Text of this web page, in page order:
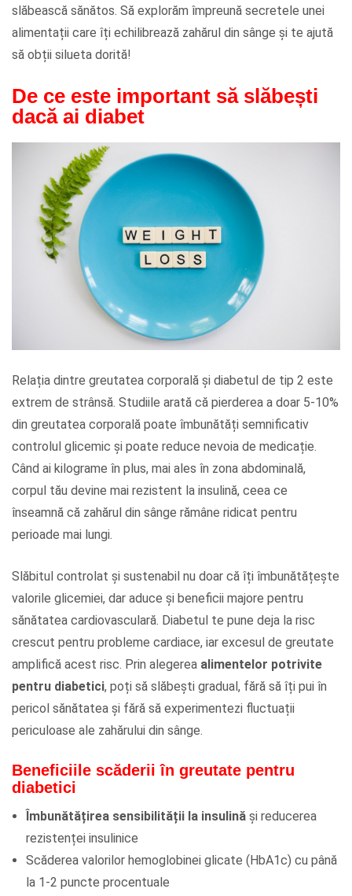
slăbească sănătos. Să explorăm împreună secretele unei
alimentații care îți echilibrează zahărul din sânge și te ajută
să obții silueta dorită!
De ce este important să slăbești
dacă ai diabet
Relația dintre greutatea corporală și diabetul de tip 2 este
extrem de strânsă. Studiile arată că pierderea a doar 5-10%
din greutatea corporală poate îmbunătăți semnificativ
controlul glicemic și poate reduce nevoia de medicație.
Când ai kilograme în plus, mai ales în zona abdominală,
corpul tău devine mai rezistent la insulină, ceea ce
înseamnă că zahărul din sânge rămâne ridicat pentru
perioade mai lungi.
Slăbitul controlat și sustenabil nu doar că îți îmbunătățește
valorile glicemiei, dar aduce și beneficii majore pentru
sănătatea cardiovasculară. Diabetul te pune deja la risc
crescut pentru probleme cardiace, iar excesul de greutate
amplifică acest risc. Prin alegerea alimentelor potrivite
pentru diabetici, poți să slăbești gradual, fără să îți pui în
pericol sănătatea și fără să experimentezi fluctuații
periculoase ale zahărului din sânge.
Beneficiile scăderii în greutate pentru
diabetici
Îmbunătățirea sensibilității la insulină și reducerea
rezistenței insulinice
Scăderea valorilor hemoglobinei glicate (HbA1c) cu până
la 1-2 puncte procentuale